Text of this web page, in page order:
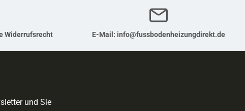
Widerrufsrecht E-Mail: info@fussbodenheizungdirekt.de
und Sie